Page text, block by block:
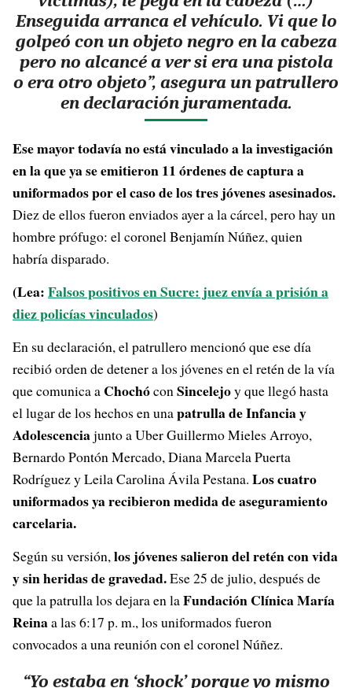
Enseguida arranca el vehículo. Vi que lo
golpeó con un objeto negro en la cabeza
pero no alcancé a ver si era una pistola
o era otro objeto”, asegura un patrullero
en declaración juramentada.
Ese mayor todavía no está vinculado a la investigación
en la que ya se emitieron 11 órdenes de captura a
uniformadospor el caso de los tres jóvenes asesinados.
Diez de ellos fueron enviados ayer a la cárcel, pero hay un
hombre prófugo: el coronel Benjamín Núñez, quien
habría disparado.
(Lea:Falsos positivos en Sucre: juez envía a prisión a
diez policías vinculados)
En su declaración, el patrullero mencionó que ese día
recibió orden de detener a los jóvenes en el retén de la vía
que comunica a ChochóconSincelejoy que llegó hasta
el lugar de los hechos en unapatrulla de Infancia y
Adolescenciajunto a Uber Guillermo Mieles Arroyo,
Bernardo Pontón Mercado, Diana Marcela Puerta
Rodríguez y Leila Carolina Ávila Pestana. Los cuatro
uniformados ya recibieron medida de aseguramiento
carcelaria.
Según su versión,los jóvenes salieron del retén con vida
y sin heridas de gravedad.Ese 25 de julio, después de
que la patrulla los dejara en laFundación Clínica María
Reinaa las 6:17 p. m., los uniformados fueron
convocados a una reunión con el coronel Núñez.
“Yo estaba en ‘shock’ porque yo mismo